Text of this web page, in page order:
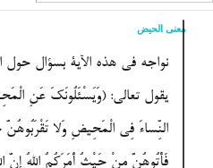
معنى الحیض
نواجه فی هذه الآیة بسؤال حول
یقول تعالى: (وَیَسْئَلُونَکَ عَنِ
النِّساءَ فِی الْمَحِیضِ وَلا
فَأْتُوهُنَّ مِنْ حَیْثُ أَمَرَکُمُ اللهُ إِنَّ